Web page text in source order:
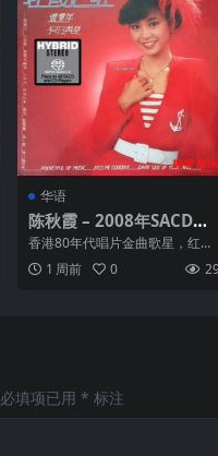
华语
陈秋霞 – 2008年SACD系
列 – 秋霞之歌 Dsf
香港80年代唱片金曲歌星，红极
东南亚中港台电影名星。自小学
习钢琴，15岁具职业水...
1 周前 0
必填项已用 * 标注